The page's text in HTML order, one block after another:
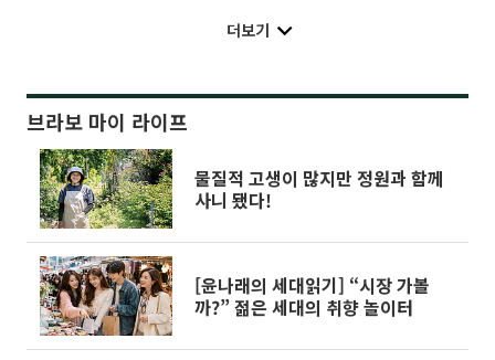
더보기
브라보 마이 라이프
물질적 고생이 많지만 정원과 함께
사니 됐다!
[윤나래의 세대읽기] “시장 가볼
까?” 젊은 세대의 취향 놀이터